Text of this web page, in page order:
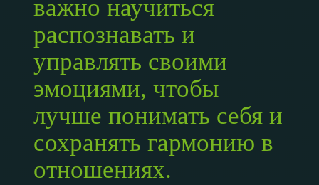
важно научиться
распознавать и
управлять своими
эмоциями, чтобы
лучше понимать себя и
сохранять гармонию в
отношениях.